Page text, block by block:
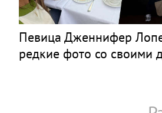
Певица Дженнифер
редкие фото со своими